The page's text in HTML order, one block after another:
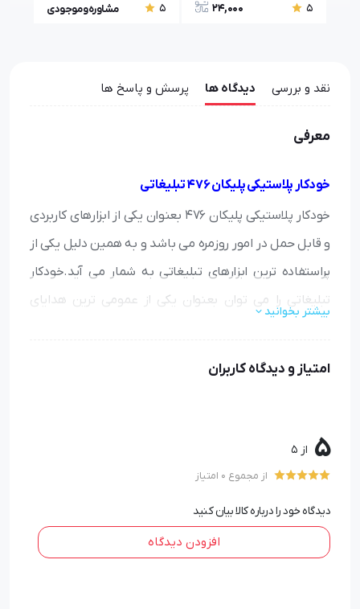
5
24,000
5 مشاوره و موجودی
نقد و بررسی دیدگاه ها پرسش و پاسخ ها
معرفی
خودکار پلاستیکی پلیکان 476 تبلیغاتی
خودکار پلاستیکی پلیکان 476 بعنوان یکی از ابزارهای کاربردی
و قابل حمل در امور روزمره می باشد و به همین دلیل یکی از
پراستفاده ترین ابزارهای تبلیغاتی به شمار می آید.خودکار
تبلیغاتی را می توان بعنوان یکی از عمومی ترین هدایای
بیشتر بخوانید
امتیاز و دیدگاه کاربران
5 از 5
از مجموع 0 امتیاز
دیدگاه خود را درباره کالا بیان کنید
افزودن دیدگاه